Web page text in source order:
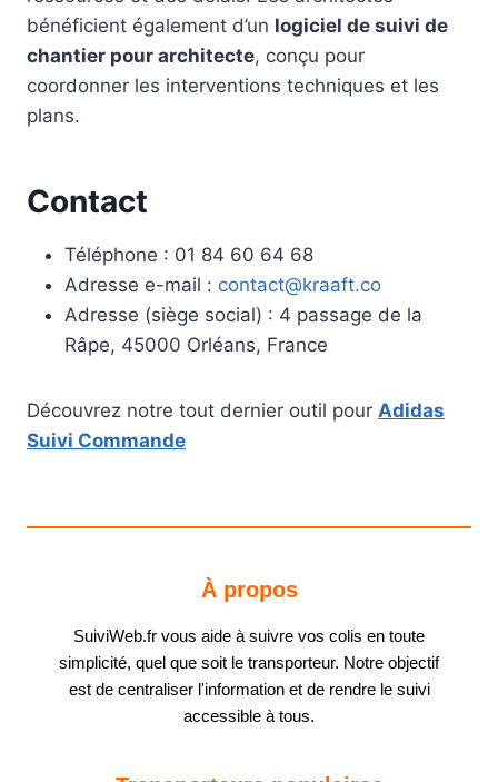
bénéficient également d’un logiciel de suivi de
chantier pour architecte, conçu pour
coordonner les interventions techniques et les
plans.
Contact
Téléphone : 01 84 60 64 68
Adresse e-mail : contact@kraaft.co
Adresse (siège social) : 4 passage de la
Râpe, 45000 Orléans, France
Découvrez notre tout dernier outil pour Adidas
Suivi Commande
À propos
SuiviWeb.fr vous aide à suivre vos colis en toute
simplicité, quel que soit le transporteur. Notre objectif
est de centraliser l'information et de rendre le suivi
accessible à tous.